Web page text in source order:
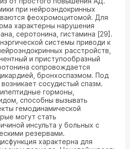
при нейроэндокринных
феохромоцитомой. Для
характерны нарушения
серотонина, гистамина [29].
системы приводи к
расстройств,
и приступообразный
сопровождается
бронхоспазмом. Под
сосудистый спазм.
гормоны,
способны вызывать
гемодинамической
могут стать
инсульта у больных с
резервами.
характерна для